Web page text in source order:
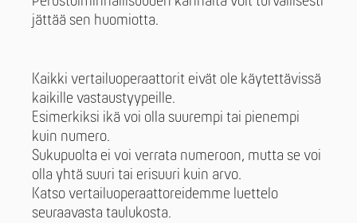
jättää sen huomiotta.
Kaikki vertailuoperaattorit eivät ole käytettävissä
kaikille vastaustyypeille.
Esimerkiksi ikä voi olla suurempi tai pienempi
kuin numero.
Sukupuolta ei voi verrata numeroon, mutta se voi
olla yhtä suuri tai erisuuri kuin arvo.
Katso vertailuoperaattoreidemme luettelo
seuraavasta taulukosta.